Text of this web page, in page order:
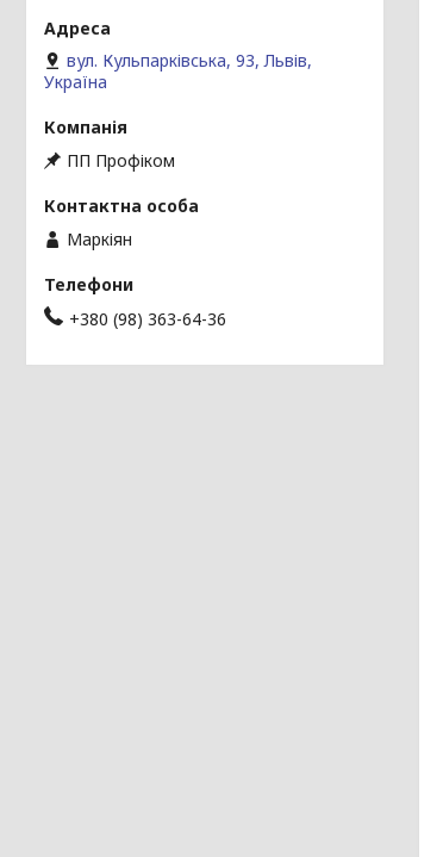
вул. Кульпарківська, 93, Львів,
Україна
ПП Профіком
Маркіян
+380 (98) 363-64-36